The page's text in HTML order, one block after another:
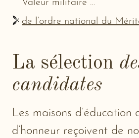
Valeur militaire …
de l’ordre national du
La sélection
candidates
Les maisons d’éducation
d’honneur reçoivent de